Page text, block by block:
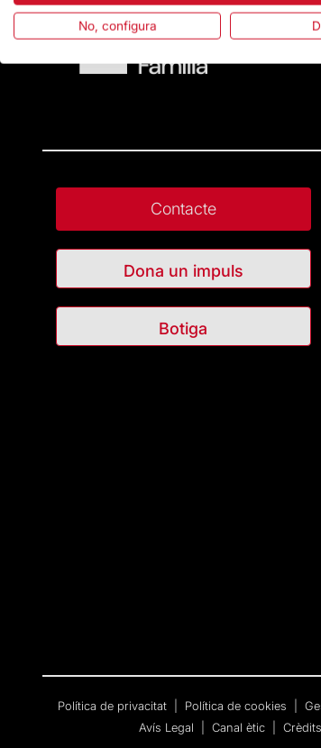
Contacte
Dona un impuls
Botiga
Política de privacitat Política de cookies
Avís Legal
Canal ètic Crèdits
No, configura